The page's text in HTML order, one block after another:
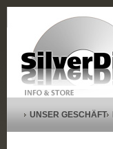
UNSER GESCHÄFT